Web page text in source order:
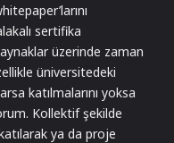
sertifika
üzerinde zaman
üniversitedeki
katılmalarını yoksa
Kollektif şekilde
ya da proje